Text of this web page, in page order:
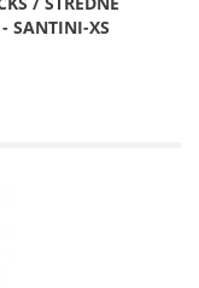
SANTINI-XS